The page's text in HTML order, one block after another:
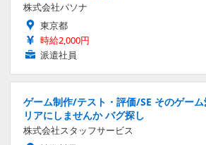
株式会社パソナ
東京都
時給2,000円
派遣社員
ゲーム制作/テスト・評価/SE そのゲー
リアにしませんか バグ探し
株式会社スタッフサービス